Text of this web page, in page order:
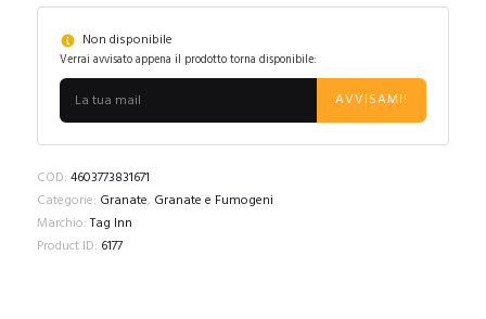
Non disponibile
Verrai avvisato appena il prodotto torna disponibile:
AVVISAMI!
COD: 4603773831671
Categorie: Granate, Granate e Fumogeni
Marchio:Tag Inn
Product ID: 6177